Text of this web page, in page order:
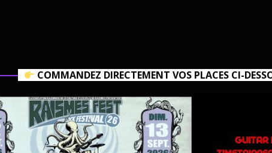
COMMANDEZ DIRECTEMENT VOS PLACES CI-